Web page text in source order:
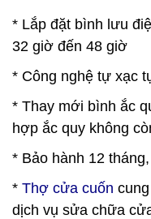
* Lắp đặt bình lưu
32 giờ đến 48 giờ
* Công nghệ tự xạc
* Thay mới bình ắc
hợp ắc quy không
* Bảo hành 12
* Thợ cửa cuốn
dịch vụ sửa chữa